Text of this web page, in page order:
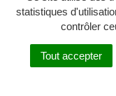
statistiques
contrôler
Tout accepter